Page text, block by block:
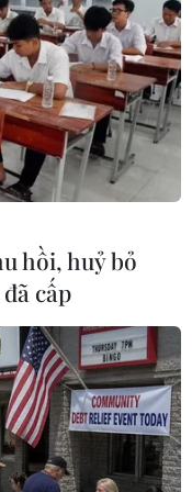
tại thành phố
Hai, sau nhiều giờ
hồi, huỷ bỏ
cấp